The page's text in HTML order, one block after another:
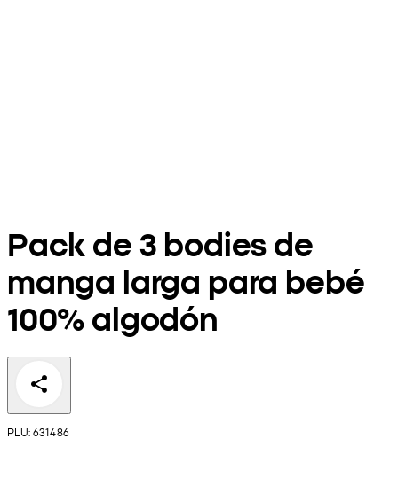
Pack de 3 bodies de
manga larga para bebé
100% algodón
PLU: 631486